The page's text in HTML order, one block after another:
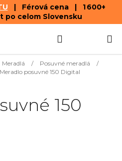
| Férová cena | 1 600+
po celom Slovensku
KOŠÍK
Meradlá / Posuvné meradlá
/
Meradlo posuvné 150 Digital
150